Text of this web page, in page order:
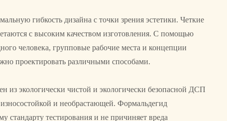
гибкость дизайна с точки зрения эстетики. Четкие
с высоким качеством изготовления. С помощью
человека, групповые рабочие места и концепции
проектировать различными способами.
из экологически чистой и экологически безопасной ДСП
износостойкой и необрастающей. Формальдегид
стандарту тестирования и не причиняет вреда